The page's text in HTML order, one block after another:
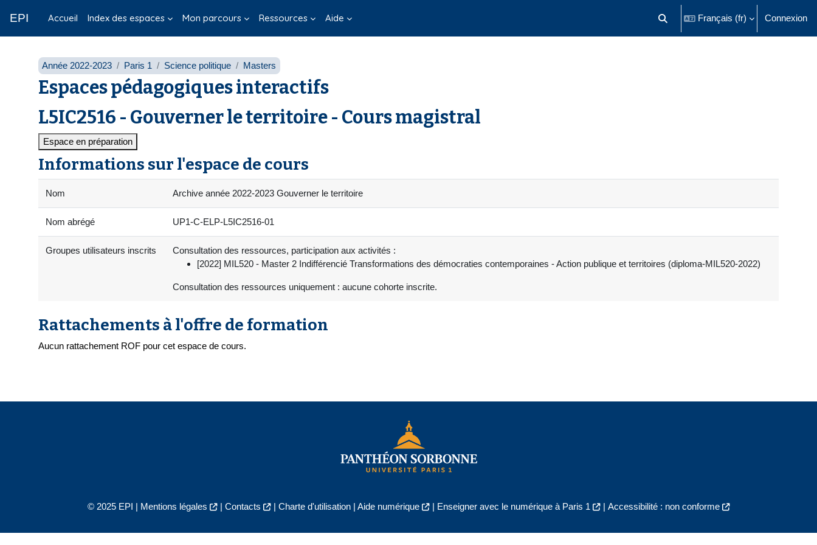
EPI Accueil Index des espaces Mon parcours Ressources Aide Activer/désactiver la saisie de
Français ‎(fr)‎ Connexion
Année 2022-2023 Paris 1 Science politique Masters
Espaces pédagogiques interactifs
L5IC2516 - Gouverner le territoire - Cours magistral
Espace en préparation
Informations sur l'espace de cours
Nom Archive année 2022-2023 Gouverner le territoire
Nom abrégé UP1-C-ELP-L5IC2516-01
Groupes utilisateurs inscrits
Consultation des ressources, participation aux activités :
[2022] MIL520 - Master 2 Indifférencié Transformations des démocraties contemporaines - Action publique et territoires (diploma-MIL520-2022)
Consultation des ressources uniquement : aucune cohorte inscrite.
Rattachements à l'offre de formation
Aucun rattachement ROF pour cet espace de cours.
© 2025 EPI | Mentions légales | Contacts | Charte d'utilisation| Aide numérique | Enseigner avec le numérique à Paris 1 | Accessibilité : non conforme